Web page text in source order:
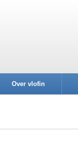
Over vlofin